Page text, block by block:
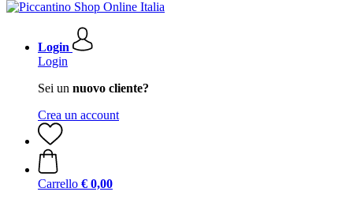
Login
Login
Sei un nuovo cliente?
Crea un account
Carrello € 0,00